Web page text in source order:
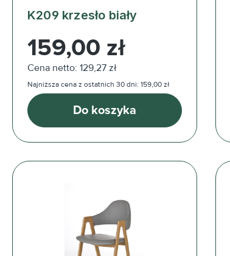
K209 krzesło biały
Cena regularna:
159,00 zł
Cena netto: 129,27 zł
Najniższa cena z ostatnich 30 dni: 159,00 zł
Do koszyka